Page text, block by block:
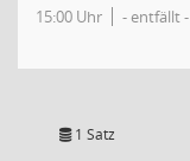
15:00 Uhr - entfällt -
1 Satz